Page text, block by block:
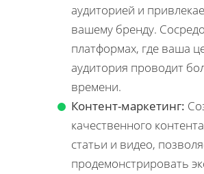
аудиторией и
вашему бренду.
платформах, где ваша
аудитория проводит
времени.
Контент-маркетинг:
качественного
статьи и видео,
продемонстрировать